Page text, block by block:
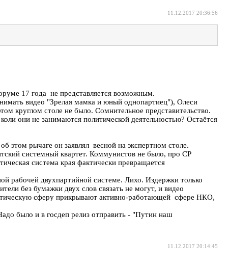
11.12.2017 20:36:56
17 года не представляется возможным.
видео "Зрелая мамка и юный однопартиец"), Олеси
круглом столе не было. Сомнительное представительство.
они не занимаются политической деятельностью? Остаётся
этом рычаге он заявлял весной на экспертном столе.
системный квартет. Коммунистов не было, про СР
система края фактически превращается
рабочей двухпартийной системе. Лихо. Издержки только
без бумажки двух слов связать не могут, и видео
сферу прикрывают активно-работающей сфере НКО,
было и в госдеп релиз отправить - "Путин наш
11.12.2017 20:14:45